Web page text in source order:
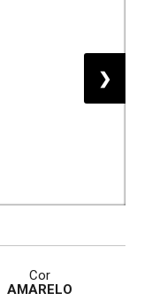
❯
Cor
AMARELO